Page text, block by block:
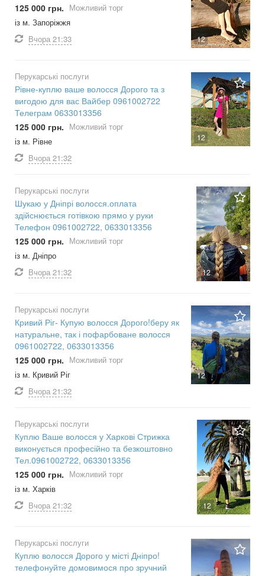
12
125 000 грн. Можливий торг
із м. Запоріжжя
Вчора 21:33
12
Перукарські послуги
Рівне-куплю ваше волосся Дорого та з
вигодою для вас Вайбер 0961002722
Телеграм 0633013356
125 000 грн. Можливий торг
із м. Рівне
Вчора 21:32
12
Перукарські послуги
Шукаю у Дніпрі волосся.оплата
здійснюється готівкою прямо у руки
Телефон 0961002722, 0633013356
125 000 грн. Можливий торг
із м. Дніпро
Вчора 21:32
12
Перукарські послуги
Кривий Ріг- Купую волосся Дорого!беру як
натуральне, так і пофарбоване волосся
0961002722, 0633013356
125 000 грн. Можливий торг
із м. Кривий Ріг
Вчора 21:32
12
Перукарські послуги
Куплю Ваше волосся у Харкові Стрижка
виконується професійно та безкоштовно
Тел.0961002722, 0633013356
125 000 грн. Можливий торг
із м. Харків
Вчора 21:32
Перукарські послуги
Куплю волосся Дорого у місті Дніпро!
телефонуйте домовимося про зручний